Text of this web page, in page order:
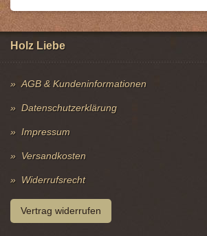
Holz Liebe
AGB & Kundeninformationen
Datenschutzerklärung
Impressum
Versandkosten
Widerrufsrecht
Vertrag widerrufen